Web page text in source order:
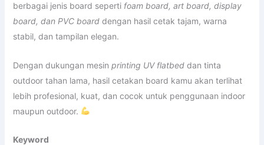
berbagai jenis board seperti foam board, art board, display
board, dan PVC boarddengan hasil cetak tajam, warna
stabil, dan tampilan elegan.
Dengan dukungan mesin printing UV flatbeddan tinta
outdoor tahan lama, hasil cetakan board kamu akan terlihat
lebih profesional, kuat, dan cocok untuk penggunaan indoor
maupun outdoor.
Keyword